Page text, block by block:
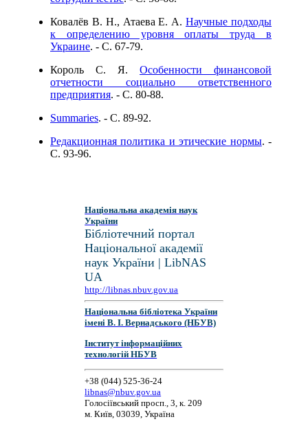
Ковалёв В. Н., Атаева Е. А.Научные подходы
к определению уровня оплаты труда в
Украине. - C. 67-79.
Король С. Я. Особенности финансовой
отчетности социально ответственного
предприятия. - C. 80-88.
Summaries. - C. 89-92.
Редакционная политика и этические нормы. -
C. 93-96.
Національна академія наук
України
Бібліотечний портал
Національної академії
наук України | LibNAS
UA
http://libnas.nbuv.gov.ua
Національна бібліотека України
імені В. І. Вернадського (НБУВ)
Інститут інформаційних
технологій НБУВ
+38 (044) 525-36-24
libnas@nbuv.gov.ua
Голосіївський просп., 3, к. 209
м. Київ, 03039, Україна